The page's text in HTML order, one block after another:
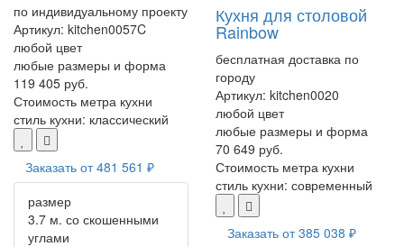
по индивидуальному проекту
Артикул: kitchen0057C
любой цвет
любые размеры и форма
119 405 руб.
Стоимость метра кухни
стиль кухни: классический
Заказать от481 561 ₽
размер
3.7 м. со скошенными
углами
Кухня для столовой
Rainbow
бесплатная доставка по
городу
Артикул: kitchen0020
любой цвет
любые размеры и форма
70 649 руб.
Стоимость метра кухни
стиль кухни: современный
Заказать от385 038 ₽